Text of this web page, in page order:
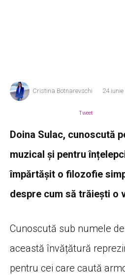
Cristina Botnarevschi 24
Tweet
Doina Sulac, cunoscută
muzical și pentru
împărtășit o filozofie
despre cum să trăiești o
Cunoscută sub numele de
această învățătură
pentru cei care caută